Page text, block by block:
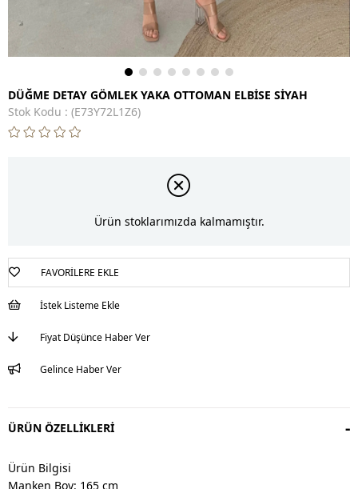
DÜĞME DETAY GÖMLEK YAKA OTTOMAN ELBİSE SİYAH
Stok Kodu
(E73Y72L1Z6)
Ürün stoklarımızda kalmamıştır.
FAVORILERE EKLE
İstek Listeme Ekle
Fiyat Düşünce Haber Ver
Gelince Haber Ver
ÜRÜN ÖZELLIKLERI
Ürün Bilgisi
Manken Boy: 165 cm